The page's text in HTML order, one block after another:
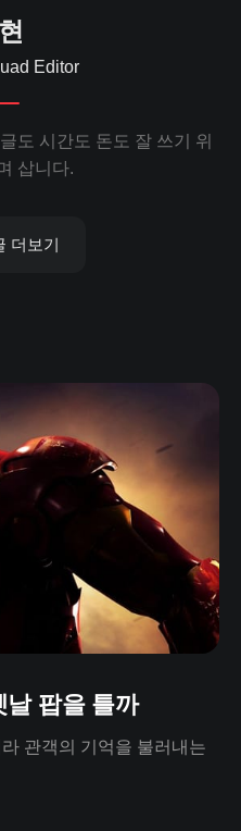
Editor
도 시간도 돈도 잘 쓰기 위
삽니다.
더보기
날 팝을 틀까
관객의 기억을 불러내는